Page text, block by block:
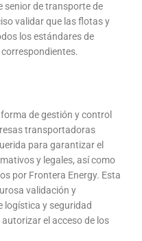
senior de transporte de
validar que las flotas y
los estándares de
de gestión y control
transportadoras
para garantizar el
y legales, así como
por Frontera Energy. Esta
validación y
logística y seguridad
el acceso de los